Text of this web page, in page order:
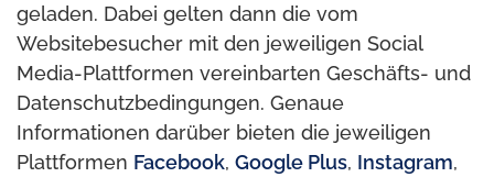
geladen. Dabei gelten dann die vom
Websitebesucher mit den jeweiligen Social
Media-Plattformen vereinbarten Geschäfts- und
Datenschutzbedingungen. Genaue
Informationen darüber bieten die jeweiligen
Plattformen Facebook, Google Plus, Instagram,